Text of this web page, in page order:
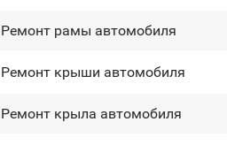
Ремонт рамы автомобиля
Ремонт крыши автомобиля
Ремонт крыла автомобиля